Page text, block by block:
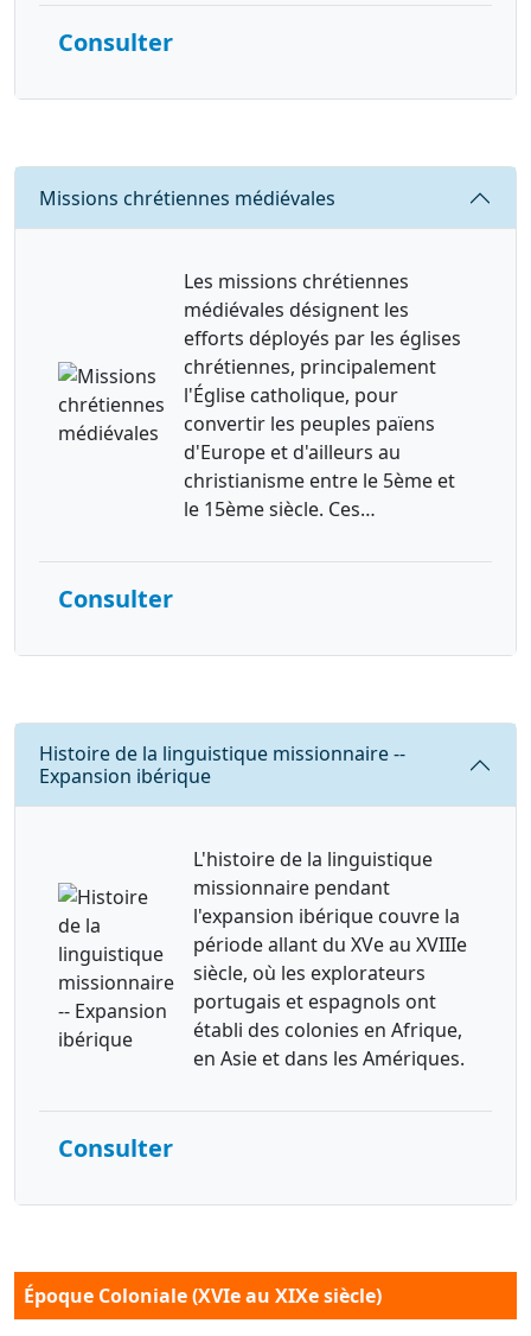
Consulter
Requête
Missions chrétiennes médiévales
Les missions chrétiennes
médiévales désignent les
efforts déployés par les églises
chrétiennes, principalement
l'Église catholique, pour
convertir les peuples païens
d'Europe et d'ailleurs au
christianisme entre le 5ème et
le 15ème siècle. Ces…
Consulter
Requête
Histoire de la linguistique missionnaire --
Expansion ibérique
L'histoire de la linguistique
missionnaire pendant
l'expansion ibérique couvre la
période allant du XVe au XVIIIe
siècle, où les explorateurs
portugais et espagnols ont
établi des colonies en Afrique,
en Asie et dans les Amériques.
Consulter
Époque Coloniale (XVIe au XIXe siècle)